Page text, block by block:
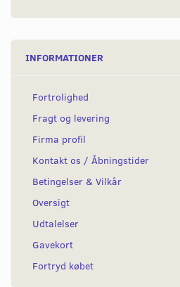
INFORMATIONER
Fortrolighed
Fragt og levering
Firma profil
Kontakt os / Åbningstider
Betingelser & Vilkår
Oversigt
Udtalelser
Gavekort
Fortryd købet